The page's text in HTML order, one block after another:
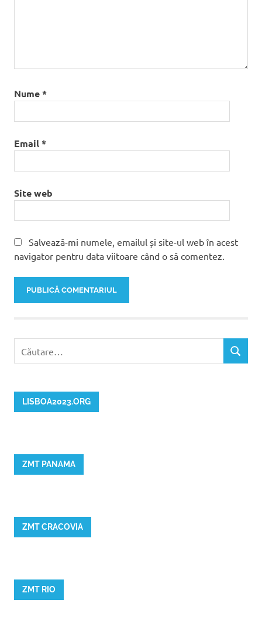
Nume*
Email*
Site web
Salvează-mi numele, emailul și site-ul web în acest
navigator pentru data viitoare când o să comentez.
după:
LISBOA2023.ORG
ZMT PANAMA
ZMT CRACOVIA
ZMT RIO